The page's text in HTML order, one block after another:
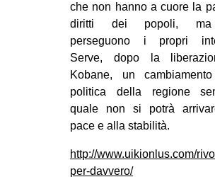
che non hanno a cuore la
diritti dei popoli,
perseguono i propri
Serve, dopo la
Kobane, un
politica della regione
quale non si potrà
pace e alla stabilità.
http://www.uikionlus.com/
per-davvero/